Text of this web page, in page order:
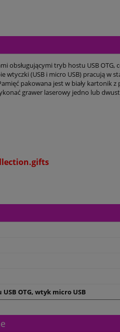
obsługującymi tryb hostu USB OTG,
(USB i micro USB) pracują w
pakowana jest w biały kartonik z
grawer laserowy jedno lub
OTG, wtyk micro USB